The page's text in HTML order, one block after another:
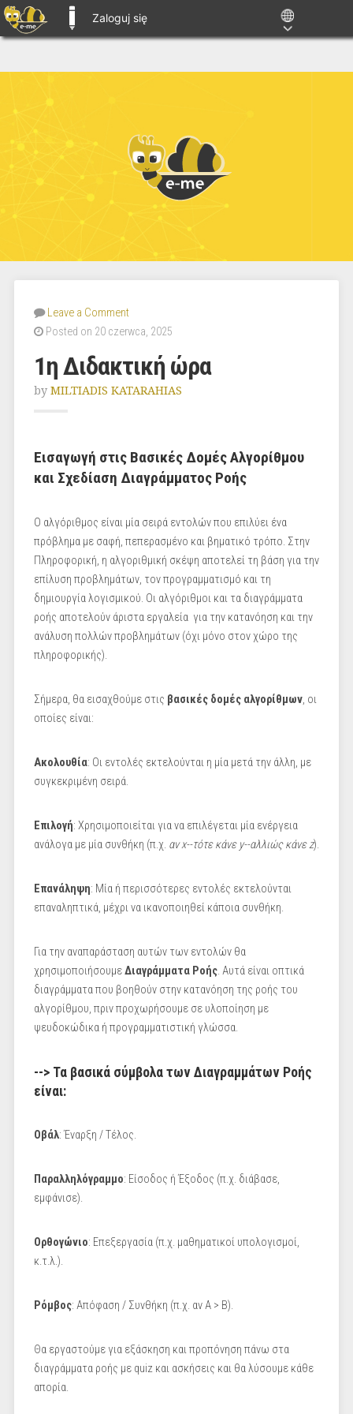
E-ME BLOGS
Zaloguj się
Leave a Comment
Posted on 20 czerwca, 2025
1η Διδακτική ώρα
by MILTIADIS KATARAHIAS
Εισαγωγή στις Βασικές Δομές Αλγορίθμου
και Σχεδίαση Διαγράμματος Ροής
Ο αλγόριθμος είναι μία σειρά εντολών που επιλύει ένα
πρόβλημα με σαφή, πεπερασμένο και βηματικό τρόπο. Στην
Πληροφορική, η αλγοριθμική σκέψη αποτελεί τη βάση για την
επίλυση προβλημάτων, τον προγραμματισμό και τη
δημιουργία λογισμικού. Οι αλγόριθμοι και τα διαγράμματα
ροής αποτελούν άριστα εργαλεία για την κατανόηση και την
ανάλυση πολλών προβλημάτων (όχι μόνο στον χώρο της
πληροφορικής).
Σήμερα, θα εισαχθούμε στις βασικές δομές αλγορίθμων, οι
οποίες είναι:
Ακολουθία: Οι εντολές εκτελούνται η μία μετά την άλλη, με
συγκεκριμένη σειρά.
Επιλογή: Χρησιμοποιείται για να επιλέγεται μία ενέργεια
ανάλογα με μία συνθήκη (π.χ. αν x--τότε κάνε y--αλλιώς κάνε z).
Επανάληψη: Μία ή περισσότερες εντολές εκτελούνται
επαναληπτικά, μέχρι να ικανοποιηθεί κάποια συνθήκη.
Για την αναπαράσταση αυτών των εντολών θα
χρησιμοποιήσουμεΔιαγράμματα Ροής. Αυτά είναι οπτικά
διαγράμματα που βοηθούν στην κατανόηση της ροής του
αλγορίθμου, πριν προχωρήσουμε σε υλοποίηση με
ψευδοκώδικα ή προγραμματιστική γλώσσα.
--> Τα βασικά σύμβολα των Διαγραμμάτων Ροής
είναι:
Οβάλ: Έναρξη / Τέλος.
Παραλληλόγραμμο: Είσοδος ή Έξοδος (π.χ. διάβασε,
εμφάνισε).
Ορθογώνιο: Επεξεργασία (π.χ. μαθηματικοί υπολογισμοί,
κ.τ.λ.).
Ρόμβος: Απόφαση / Συνθήκη (π.χ. αν Α > Β).
Θα εργαστούμε για εξάσκηση και προπόνηση πάνω στα
διαγράμματα ροής με quiz και ασκήσεις και θα λύσουμε κάθε
απορία.